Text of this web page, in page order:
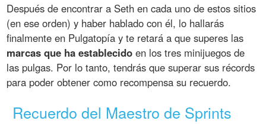
Después de encontrar a Seth en cada uno de estos sitios
(en ese orden) y haber hablado con él, lo hallarás
finalmente en Pulgatopía y te retará a que superes las
marcas que ha establecido en los tres minijuegos de
las pulgas. Por lo tanto, tendrás que superar sus récords
para poder obtener como recompensa su recuerdo.
Recuerdo del Maestro de Sprints